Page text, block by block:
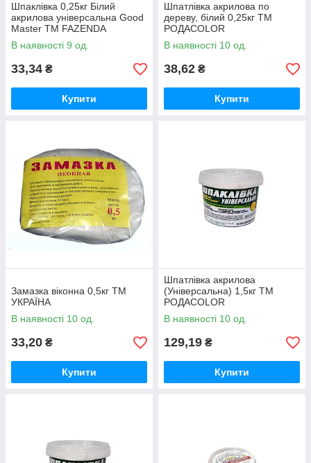
Шпаклівка 0,25кг Бiлий
акрилова універсальна Good
Master ТМ FAZENDA
В наявності 9 од.
33,34 ₴
Купити
Шпатлівка акрилова по
дереву, білий 0,25кг ТМ
РОДАCOLOR
В наявності 10 од.
38,62 ₴
Купити
Замазка віконна 0,5кг ТМ
УКРАЇНА
В наявності 10 од.
33,20 ₴
Купити
Шпатлівка акрилова
(Універсальна) 1,5кг ТМ
РОДАCOLOR
В наявності 10 од.
129,19 ₴
Купити